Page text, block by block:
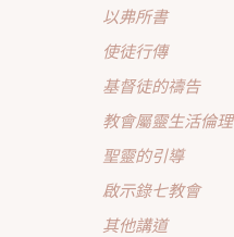
以弗所書
使徒行傳
基督徒的禱告
教會屬靈生活倫理
聖靈的引導
啟示錄七教會
其他講道